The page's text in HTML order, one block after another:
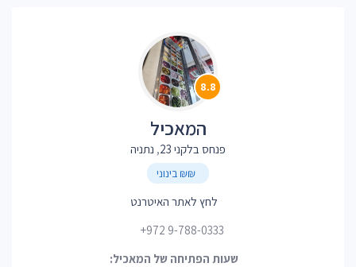
8.8
המאכיל
פנחס בלקני 23 , נתניה
₪₪ בינוני
לחץ לאתר האיטרנט
+972 9-788-0333
שעות הפתיחה של המאכיל: